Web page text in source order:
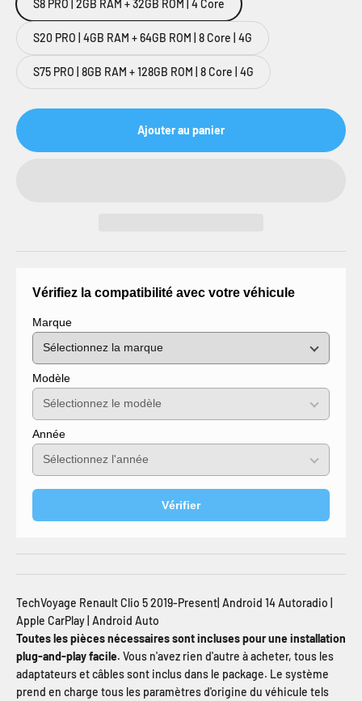
S8 PRO | 2GB RAM + 32GB ROM | 4 Core
S20 PRO | 4GB RAM + 64GB ROM | 8 Core | 4G
S75 PRO | 8GB RAM + 128GB ROM | 8 Core | 4G
Ajouter au panier
Vérifiez la compatibilité avec votre véhicule
Marque
Modèle
Année
Vérifier
TechVoyage Renault Clio 5 2019-Present| Android 14 Autoradio |
Apple CarPlay | Android Auto
Toutes les pièces nécessaires sont incluses pour une installation
plug-and-play facile. Vous n'avez rien d'autre à acheter, tous les
adaptateurs et câbles sont inclus dans le package. Le système
prend en charge tous les paramètres d'origine du véhicule tels